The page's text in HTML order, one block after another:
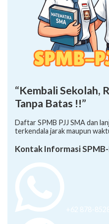
“Kembali Sekolah,
Tanpa Batas !!”
Daftar SPMB PJJ SMA dan
terkendala jarak maupun
Kontak Informasi SPMB-
+62 878-